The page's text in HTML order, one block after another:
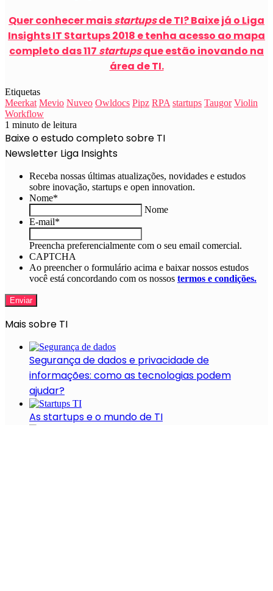
Quer conhecer maisstartupsde TI? Baixe já o Liga
Insights IT Startups 2018 e tenha acesso ao mapa
completo das 117 startupsque estão inovando na
área de TI.
Etiquetas
Meerkat Mevio Nuveo Owldocs Pipz RPA startups Taugor Violin
Workflow
1 minuto de leitura
Baixe o estudo completo sobre TI
Newsletter Liga Insights
Receba nossas últimas atualizações, novidades e estudos
sobre inovação, startups e open innovation.
Nome*
Nome
E-mail*
Preencha preferencialmente com o seu email comercial.
CAPTCHA
Ao preencher o formulário acima e baixar nossos estudos
você está concordando com os nossos termos e condições.
Mais sobre TI
Segurança de dados e privacidade de
informações: como as tecnologias podem
ajudar?
As startups e o mundo de TI